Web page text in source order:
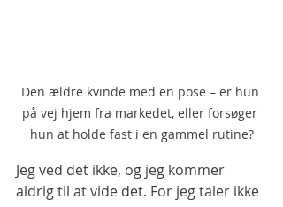
Den ældre kvinde med en pose – er hun
på vej hjem fra markedet, eller forsøger
hun at holde fast i en gammel rutine?
Jeg ved det ikke, og jeg kommer
aldrig til at vide det. For jeg taler ikke